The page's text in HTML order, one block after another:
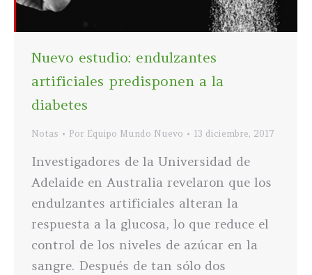
Nuevo estudio: endulzantes
artificiales predisponen a la
diabetes
Notas Por Equipo Mundo Nuevo 13 diciembre, 2017
Investigadores de la Universidad de
Adelaide en Australia revelaron que los
endulzantes artificiales alteran la
respuesta a la glucosa, lo que reduce el
control de los niveles de azúcar en la
sangre. Después de tan sólo dos